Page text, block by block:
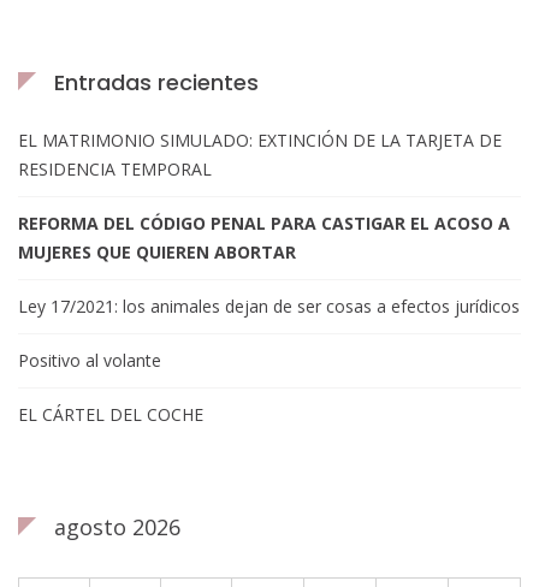
Entradas recientes
EL MATRIMONIO SIMULADO: EXTINCIÓN DE LA TARJETA DE
RESIDENCIA TEMPORAL
REFORMA DEL CÓDIGO PENAL PARA CASTIGAR EL ACOSO A
MUJERES QUE QUIEREN ABORTAR
Ley 17/2021: los animales dejan de ser cosas a efectos jurídicos
Positivo al volante
EL CÁRTEL DEL COCHE
agosto 2026